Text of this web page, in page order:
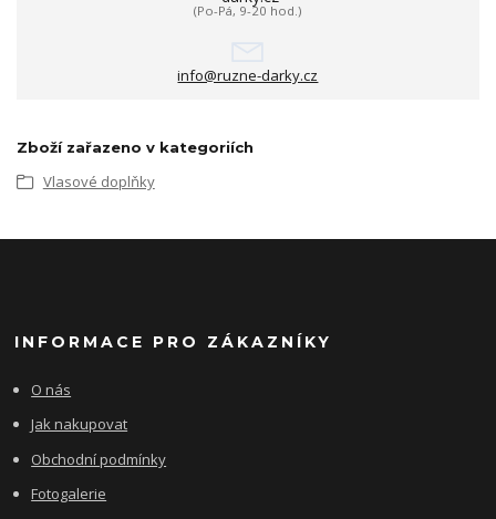
(Po-Pá, 9-20 hod.)
info@ruzne-darky.cz
Zboží zařazeno v kategoriích
Vlasové doplňky
INFORMACE PRO ZÁKAZNÍKY
O nás
Jak nakupovat
Obchodní podmínky
Fotogalerie